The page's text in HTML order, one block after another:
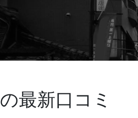
の最新口コミ